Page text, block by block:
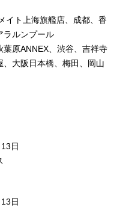
イト上海旗艦店、成都、香
ラルンプール
原ANNEX、渋谷、吉祥寺
大阪日本橋、梅田、岡山
日
日